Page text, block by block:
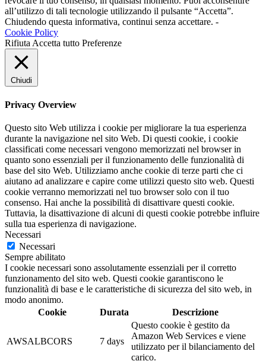
all’utilizzo di tali tecnologie utilizzando il pulsante “Accetta”.
Chiudendo questa informativa, continui senza accettare. -
Cookie Policy
Rifiuta Accetta tutto Preferenze
Chiudi
Privacy Overview
Questo sito Web utilizza i cookie per migliorare la tua esperienza
durante la navigazione nel sito Web. Di questi cookie, i cookie
classificati come necessari vengono memorizzati nel browser in
quanto sono essenziali per il funzionamento delle funzionalità di
base del sito Web. Utilizziamo anche cookie di terze parti che ci
aiutano ad analizzare e capire come utilizzi questo sito web. Questi
cookie verranno memorizzati nel tuo browser solo con il tuo
consenso. Hai anche la possibilità di disattivare questi cookie.
Tuttavia, la disattivazione di alcuni di questi cookie potrebbe influire
sulla tua esperienza di navigazione.
Necessari
Necessari
Sempre abilitato
I cookie necessari sono assolutamente essenziali per il corretto
funzionamento del sito web. Questi cookie garantiscono le
funzionalità di base e le caratteristiche di sicurezza del sito web, in
modo anonimo.
Cookie
Durata Descrizione
AWSALBCORS 7 days
Questo cookie è gestito da
Amazon Web Services e viene
utilizzato per il bilanciamento del
carico.